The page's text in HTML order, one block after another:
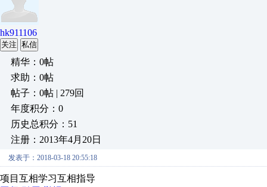
hk911106
关注 私信
精华：0帖
求助：0帖
帖子：0帖 | 279回
年度积分：0
历史总积分：51
注册：2013年4月20日
发表于：2018-03-18 20:55:18
项目互相学习互相指导